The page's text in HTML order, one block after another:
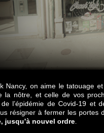
Nancy, on aime le tatouage
la nôtre, et celle de vos
de l’épidémie de Covid-19 et
résigner à fermer les portes
jusqu’à nouvel ordre